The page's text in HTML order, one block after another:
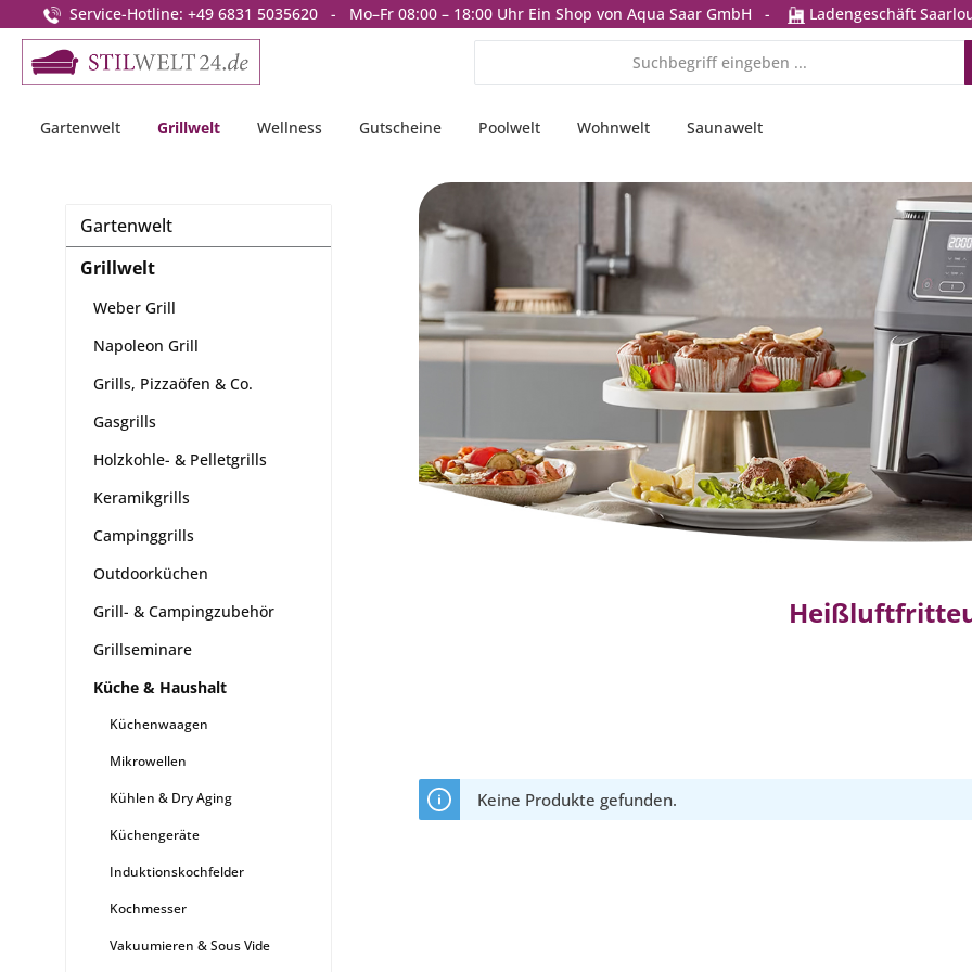
Zur Hauptnavigation springen
Service-Hotline: +49 6831 5035620 - Mo–Fr 08:00 – 18:00 Uhr Ein Shop von Aqua Saar GmbH - Ladengeschäft
Gartenwelt Grillwelt Wellness Gutscheine Poolwelt Wohnwelt Saunawelt
Gartenwelt
Grillwelt
Weber Grill
Napoleon Grill
Grills, Pizzaöfen & Co.
Gasgrills
Holzkohle- & Pelletgrills
Keramikgrills
Campinggrills
Outdoorküchen
Grill- & Campingzubehör
Grillseminare
Küche & Haushalt
Küchenwaagen
Mikrowellen
Kühlen & Dry Aging
Küchengeräte
Induktionskochfelder
Kochmesser
Vakuumieren & Sous Vide
Keine Produkte gefunden.